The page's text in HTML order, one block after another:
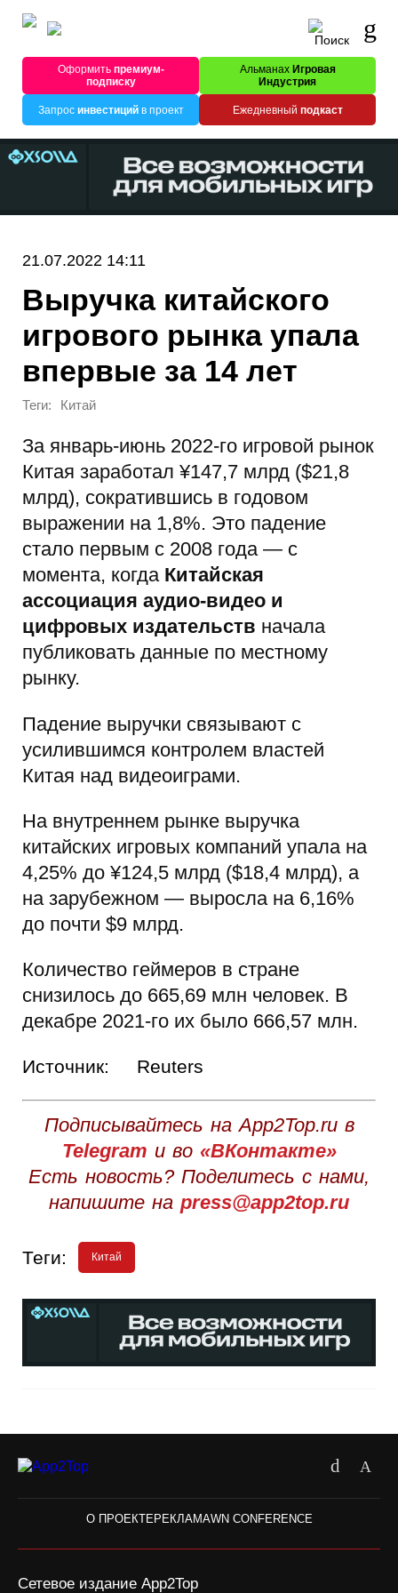
Оформитьпремиум-
подписку
Альманах Игровая
Индустрия
Запрос инвестицийв проект Ежедневный подкаст
21.07.2022 14:11
Выручка китайского
игрового рынка упала
впервые за 14 лет
Теги: Китай
За январь-июнь 2022-го игровой рынок
Китая заработал ¥147,7 млрд ($21,8
млрд), сократившись в годовом
выражении на 1,8%. Это падение
стало первым с 2008 года — с
момента, когда Китайская
ассоциация аудио-видео и
цифровых издательств начала
публиковать данные по местному
рынку.
Падение выручки связывают с
усилившимся контролем властей
Китая над видеоиграми.
На внутреннем рынке выручка
китайских игровых компаний упала на
4,25% до ¥124,5 млрд ($18,4 млрд), а
на зарубежном — выросла на 6,16%
до почти $9 млрд.
Количество геймеров в стране
снизилось до 665,69 млн человек. В
декабре 2021-го их было 666,57 млн.
Источник: Reuters
Подписывайтесь на App2Top.ru в
Telegram и во «ВКонтакте»
Есть новость? Поделитесь с нами,
напишите на press@app2top.ru
Теги: Китай
О ПРОЕКТЕРЕКЛАМАWN CONFERENCE
Сетевое издание App2Top